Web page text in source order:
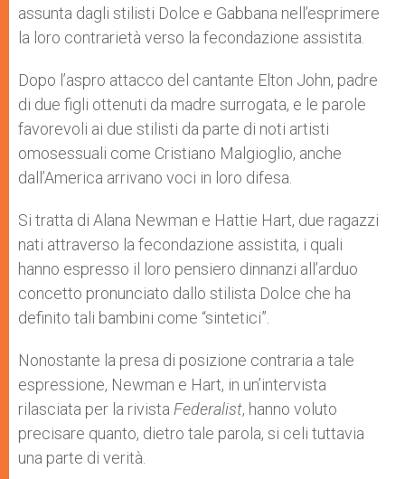
assunta dagli stilisti Dolce e Gabbana nell’esprimere
la loro contrarietà verso la fecondazione assistita.
Dopo l’aspro attacco del cantante Elton John, padre
di due figli ottenuti da madre surrogata, e le parole
favorevoli ai due stilisti da parte di noti artisti
omosessuali come Cristiano Malgioglio, anche
dall’America arrivano voci in loro difesa.
Si tratta di Alana Newman e Hattie Hart, due ragazzi
nati attraverso la fecondazione assistita, i quali
hanno espresso il loro pensiero dinnanzi all’arduo
concetto pronunciato dallo stilista Dolce che ha
definito tali bambini come “sintetici”.
Nonostante la presa di posizione contraria a tale
espressione, Newman e Hart, in un’intervista
rilasciata per la rivista Federalist, hanno voluto
precisare quanto, dietro tale parola, si celi tuttavia
una parte di verità.